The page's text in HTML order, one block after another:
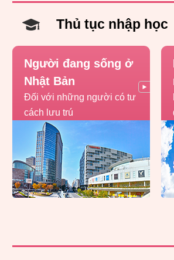
Thủ tục nhập học
Người đang sống ở
Nhật Bản
Đối với những người có tư
cách lưu trú